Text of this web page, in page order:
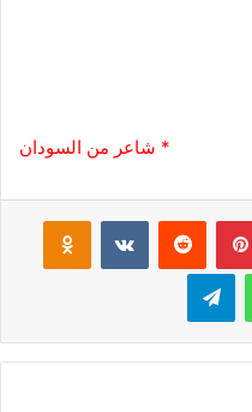
* شاعر من السودان
بينتيريست
واتساب تيلقرام